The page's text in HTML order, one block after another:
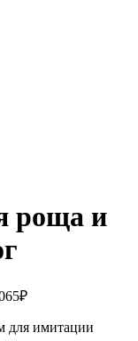
роща и
для имитации